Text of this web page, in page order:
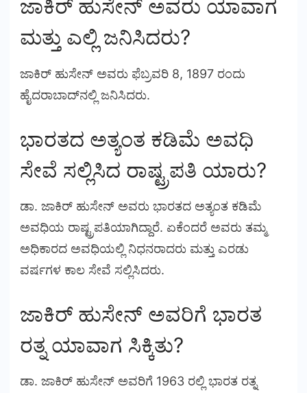
ಜಾಕಿರ್ ಹುಸೇನ್ ಅವರು ಯಾವಾಗ
ಮತ್ತು ಎಲ್ಲಿ ಜನಿಸಿದರು?
ಜಾಕಿರ್ ಹುಸೇನ್ ಅವರು ಫೆಬ್ರವರಿ 8, 1897 ರಂದು
ಹೈದರಾಬಾದ್‌ನಲ್ಲಿ ಜನಿಸಿದರು.
ಭಾರತದ ಅತ್ಯಂತ ಕಡಿಮೆ ಅವಧಿ
ಸೇವೆ ಸಲ್ಲಿಸಿದ ರಾಷ್ಟ್ರಪತಿ ಯಾರು?
ಡಾ. ಜಾಕಿರ್ ಹುಸೇನ್ ಅವರು ಭಾರತದ ಅತ್ಯಂತ ಕಡಿಮೆ
ಅವಧಿಯ ರಾಷ್ಟ್ರಪತಿಯಾಗಿದ್ದಾರೆ. ಏಕೆಂದರೆ ಅವರು ತಮ್ಮ
ಅಧಿಕಾರದ ಅವಧಿಯಲ್ಲಿ ನಿಧನರಾದರು ಮತ್ತು ಎರಡು
ವರ್ಷಗಳ ಕಾಲ ಸೇವೆ ಸಲ್ಲಿಸಿದರು.
ಜಾಕಿರ್ ಹುಸೇನ್ ಅವರಿಗೆ ಭಾರತ
ರತ್ನ ಯಾವಾಗ ಸಿಕ್ಕಿತು?
ಡಾ. ಜಾಕಿರ್ ಹುಸೇನ್ ಅವರಿಗೆ 1963 ರಲ್ಲಿ ಭಾರತ ರತ್ನ